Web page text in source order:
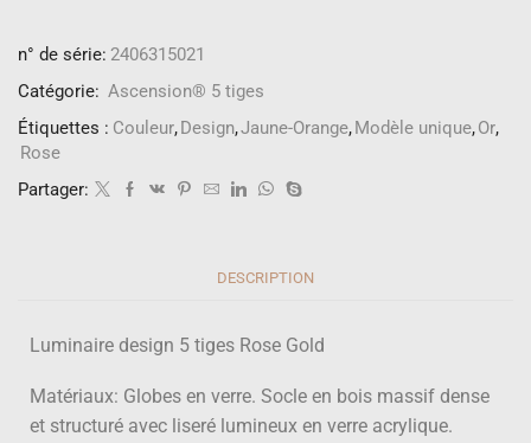
n° de série: 2406315021
Catégorie: Ascension® 5 tiges
Étiquettes : Couleur,Design,Jaune-Orange,Modèle unique,Or,
Rose
Partager:
DESCRIPTION
Luminaire design 5 tiges Rose Gold
Matériaux: Globes en verre. Socle en bois massif dense
et structuré avec liseré lumineux en verre acrylique.